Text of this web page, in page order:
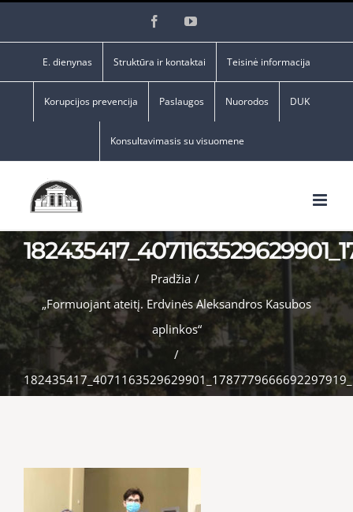
FacebookYouTube
E. dienynas Struktūra ir kontaktai Teisinė informacija
Korupcijos prevencija Paslaugos Nuorodos DUK
Konsultavimasis su visuomene
Pradžia /
„Formuojant ateitį. Erdvinės Aleksandros Kasubos
aplinkos“
/